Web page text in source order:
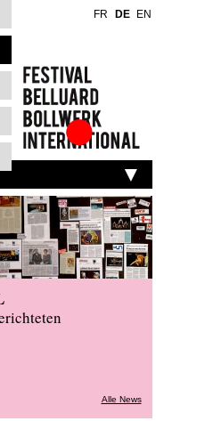
Festival Belluard
International
Alle News
FR DE EN